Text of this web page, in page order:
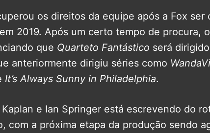
os direitos da equipe após a Fox ser
2019. Após um certo tempo de procura,
que Quarteto Fantástico será
anteriormente dirigiu séries como
It’s Always Sunny in Philadelphia.
e Ian Springer está escrevendo do
com a próxima etapa da produção sendo